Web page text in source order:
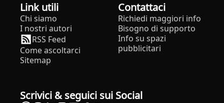
Link utili
Chi siamo
I nostri autori
RSS Feed
Come ascoltarci
Sitemap
Contattaci
Richiedi maggiori info
Bisogno di supporto
Info su spazi
pubblicitari
Scrivici & seguici sui Social